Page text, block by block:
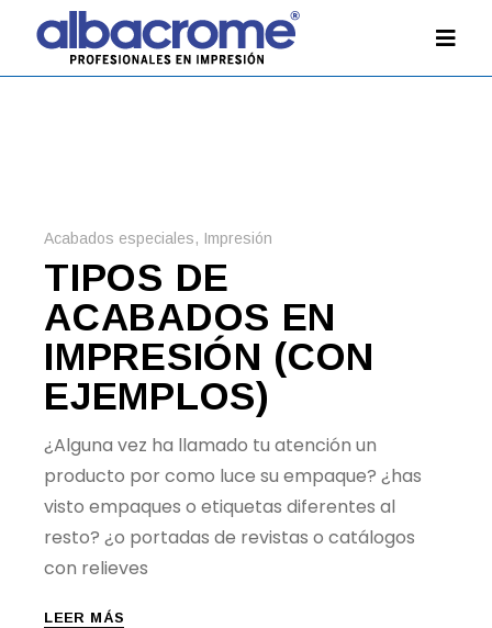
Acabados especiales, Impresión
TIPOS DE
ACABADOS EN
IMPRESIÓN (CON
EJEMPLOS)
¿Alguna vez ha llamado tu atención un
producto por como luce su empaque? ¿has
visto empaques o etiquetas diferentes al
resto? ¿o portadas de revistas o catálogos
con relieves
LEER MÁS